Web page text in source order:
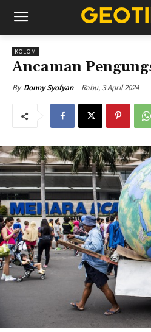
KOLOM
Ancaman
By Donny Syofyan Rabu, 3 April 2024